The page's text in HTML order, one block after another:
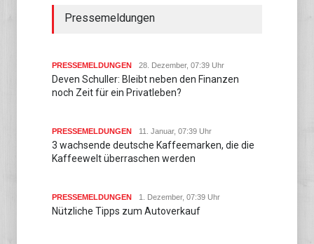
Pressemeldungen
PRESSEMELDUNGEN 28. Dezember, 07:39 Uhr
Deven Schuller: Bleibt neben den Finanzen
noch Zeit für ein Privatleben?
PRESSEMELDUNGEN 11. Januar, 07:39 Uhr
3 wachsende deutsche Kaffeemarken, die die
Kaffeewelt überraschen werden
PRESSEMELDUNGEN 1. Dezember, 07:39 Uhr
Nützliche Tipps zum Autoverkauf